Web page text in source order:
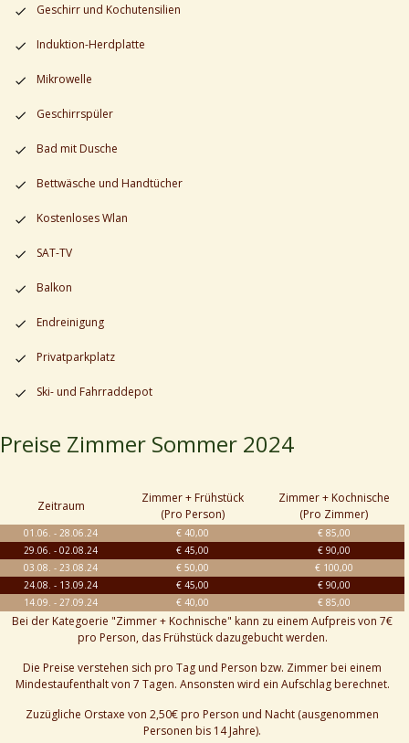
Geschirr und Kochutensilien
Induktion-Herdplatte
Mikrowelle
Geschirrspüler
Bad mit Dusche
Bettwäsche und Handtücher
Kostenloses Wlan
SAT-TV
Balkon
Endreinigung
Privatparkplatz
Ski- und Fahrraddepot
Preise Zimmer Sommer 2024
Zeitraum
Zimmer + Frühstück
(Pro Person)
Zimmer + Kochnische
(Pro Zimmer)
01.06. - 28.06.24 € 40,00
€ 85,00
29.06. - 02.08.24
€ 45,00
€ 90,00
03.08. - 23.08.24
€ 50,00
€ 100,00
24.08. - 13.09.24
€ 45,00
€ 90,00
14.09. - 27.09.24
€ 40,00 € 85,00
Bei der Kategoerie "Zimmer + Kochnische" kann zu einem Aufpreis von 7€
pro Person, das Frühstück dazugebucht werden.
Die Preise verstehen sich pro Tag und Person bzw. Zimmer bei einem
Mindestaufenthalt von 7 Tagen. Ansonsten wird ein Aufschlag berechnet.
Zuzügliche Orstaxe von 2,50€ pro Person und Nacht (ausgenommen
Personen bis 14 Jahre).